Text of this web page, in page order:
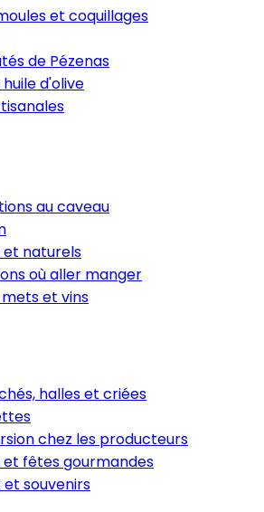
et coquillages
de Pézenas
d'olive
au caveau
et naturels
où aller manger
et vins
halles et criées
chez les producteurs
et fêtes gourmandes
et souvenirs